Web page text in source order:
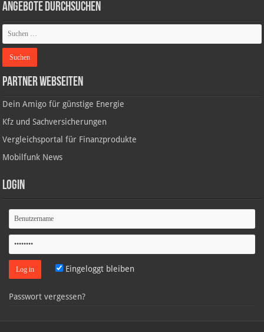
Angebote durchsuchen
Partner Webseiten
Dein Amigo für günstige Energie
Kfz und Sachversicherungen
Vergleichsportal für Finanzprodukte
Mobilfunk News
Login
Eingeloggt bleiben
Passwort vergessen?